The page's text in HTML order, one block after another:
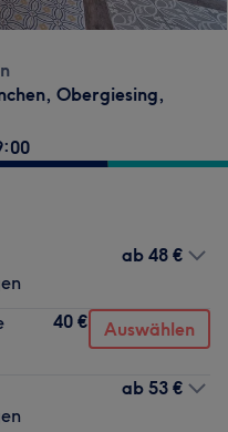
Obergiesing,
ab 48 €
40 € Auswählen
ab 53 €